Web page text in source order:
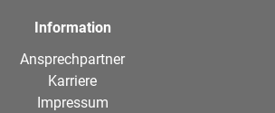
Information
Ansprechpartner
Karriere
Impressum